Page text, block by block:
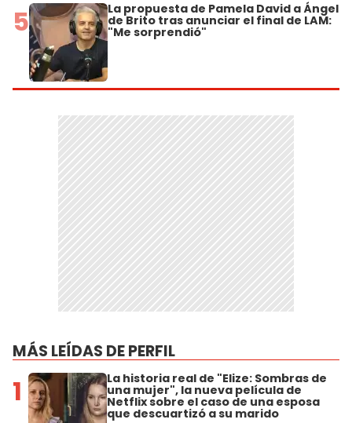
5 La propuesta de Pamela David a Ángel
de Brito tras anunciar el final de LAM:
"Me sorprendió"
MÁS LEÍDAS DE PERFIL
1 La historia real de "Elize: Sombras de
una mujer", la nueva película de
Netflix sobre el caso de una esposa
que descuartizó a su marido